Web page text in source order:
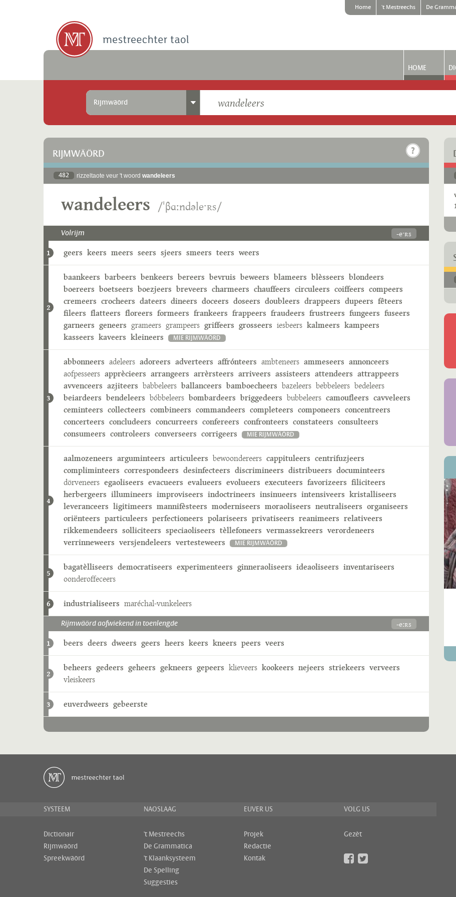
Home 't Mestreechs De
HOME
Rijmwäörd
RIJMWÄÖRD
482 rizzeltaote veur 't woord wandeleers
wandeleers /ˈβɑːndəleˑʀs/
Volrijm -eˑʀs
1 geers keers meers seers sjeers smeers teers weers
2
baankeers barbeers benkeers bereers bevruis beweers blameers blèsseers blondeers
boereers boetseers boezjeers breveers charmeers chauffeers circuleers coiffeers compeers
cremeers crocheers dateers dineers doceers doseers doubleers drappeers dupeers fêteers
fileers flatteers floreers formeers frankeers frappeers fraudeers frustreers fungeers fuseers
garneers geneers grameers grampeers griffeers grosseers iesbeers kalmeers kampeers
kasseers kaveers kleineers MIE RIJMWÄÖRD
3
abbonneers adeleers adoreers adverteers affrónteers ambteneers ammeseers annonceers
aofpesseers apprècieers arrangeers arrèrsteers arriveers assisteers attendeers attrappeers
avvenceers azjiteers babbeleers ballanceers bamboecheers bazeleers bebbeleers bedeleers
beiardeers bendeleers bóbbeleers bombardeers briggedeers bubbeleers camoufleers cavveleers
ceminteers collecteers combineers commandeers completeers componeers concentreers
concerteers concludeers concurreers confereers confronteers constateers consulteers
consumeers controleers converseers corrigeers MIE RIJMWÄÖRD
4
aalmozeneers arguminteers articuleers bewoondereers cappituleers centrifuzjeers
compliminteers correspondeers desinfecteers discrimineers distribueers documinteers
dörveneers egaoliseers evacueers evalueers evolueers executeers favorizeers filiciteers
herbergeers illumineers improviseers indoctrineers insinueers intensiveers kristalliseers
leveranceers ligitimeers mannifèsteers moderniseers moraoliseers neutraliseers organiseers
oriënteers particuleers perfectioneers polariseers privatiseers reanimeers relativeers
rikkemendeers solliciteers speciaoliseers tèllefoneers vermassekreers verordeneers
verrinneweers versjendeleers vertesteweers MIE RIJMWÄÖRD
5
bagatèlliseers democratiseers experimenteers ginneraoliseers ideaoliseers inventariseers
oonderoffeceers
6 industrialiseers maréchal-vunkeleers
Rijmwäörd aofwiekend in toenlengde -eːʀs
1 beers deers dweers geers heers keers kneers peers veers
2
beheers gedeers geheers gekneers gepeers klieveers kookeers nejeers striekeers verveers
vleiskeers
3 euverdweers gebeerste
SYSTEEM
Dictionair
Rijmwäörd
Spreekwäörd
NAOSLAAG
't Mestreechs
De Grammatica
't Klaanksysteem
De Spelling
Suggesties
EUVER US
Projek
Redactie
Kontak
VOLG US
Gezèt